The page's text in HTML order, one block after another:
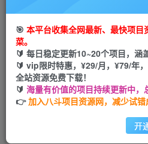
立即购
直通车知识体系班，从底层逻辑
🎯 本平台收集全网最新、最快项
菜。
🔰 每日稳定更新10~20个项目，涵
🔰 vip限时特惠，¥29/月，¥79/年
全站资源免费下载！
🔰 海量有价值的项目持续更新中，
👉加入八斗项目资源网，减少试错
开